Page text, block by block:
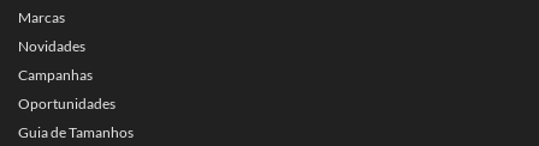
Marcas
Novidades
Campanhas
Oportunidades
Guia de Tamanhos